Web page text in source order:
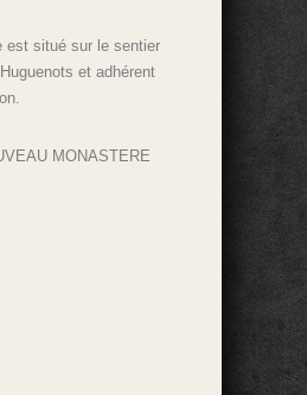
est situé sur le sentier
et adhérent
MONASTERE